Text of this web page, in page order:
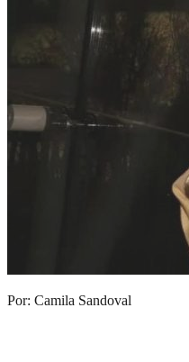
Por: Camila Sandoval